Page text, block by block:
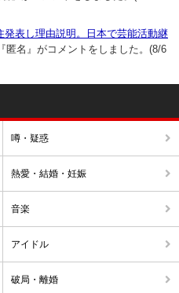
表し理由説明。日本で芸能活動継
匿名』がコメントをしました。(8/6
噂・疑惑
熱愛・結婚・妊娠
音楽
アイドル
破局・離婚